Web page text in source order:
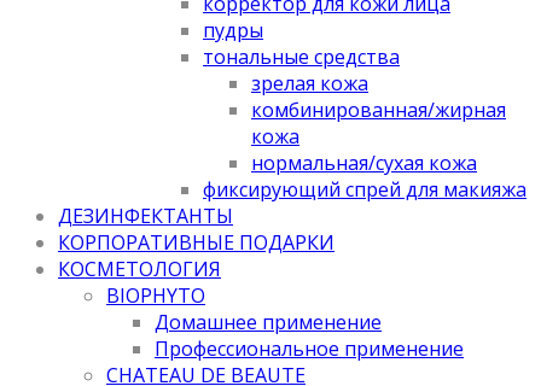
пудры
тональные средства
зрелая кожа
комбинированная/жирная
кожа
нормальная/cухая кожа
фиксирующий спрей для макияжа
ДЕЗИНФЕКТАНТЫ
КОРПОРАТИВНЫЕ ПОДАРКИ
КОСМЕТОЛОГИЯ
BIOPHYTO
Домашнее применение
Профессиональное применение
CHATEAU DE BEAUTE